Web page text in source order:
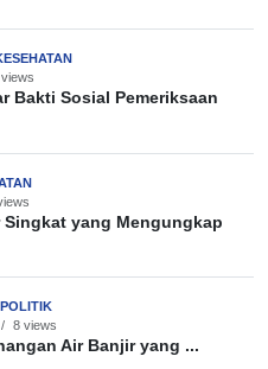
Bakti Sosial Pemeriksaan
Singkat yang Mengungkap
POLITIK
/ 8 views
Air Banjir yang ...